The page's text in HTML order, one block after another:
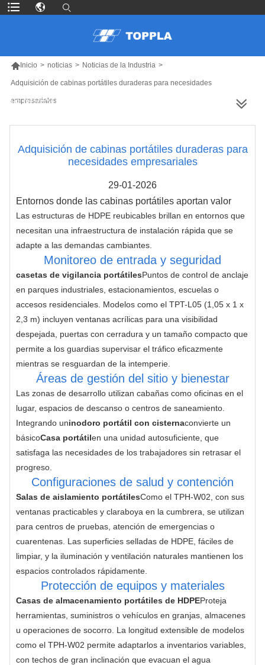
Inicio > noticias > Noticias de la Industria >
Adquisición de cabinas portátiles duraderas para necesidades
empresariales
MÁS PRODUCTOS
Adquisición de cabinas portátiles duraderas para
necesidades empresariales
29-01-2026
Entornos donde las cabinas portátiles aportan valor
Las estructuras de HDPE reubicables brillan en entornos que
necesitan una infraestructura de instalación rápida que se
adapte a las demandas cambiantes.
Monitoreo de entrada y seguridad
casetas de vigilancia portátilesPuntos de control de anclaje
en parques industriales, estacionamientos, escuelas o
accesos residenciales. Modelos como el TPT-L05 (1,05 x 1 x
2,3 m) incluyen ventanas acrílicas para una visibilidad
despejada, puertas con cerradura y un tamaño compacto que
permite a los guardias supervisar el tráfico eficazmente
mientras se resguardan de la intemperie.
Áreas de gestión del sitio y bienestar
Las zonas de desarrollo utilizan cabañas como oficinas en el
lugar, espacios de descanso o centros de saneamiento.
Integrando uninodoro portátil con cisternaconvierte un
básicoCasa portátilen una unidad autosuficiente, que
satisfaga las necesidades de los trabajadores sin retrasar el
progreso.
Configuraciones de salud y contención
Salas de aislamiento portátilesComo el TPH-W02, con sus
ventanas practicables y claraboya en la cumbrera, se utilizan
para centros de pruebas, atención de emergencias o
cuarentenas. Las superficies selladas de HDPE, fáciles de
limpiar, y la iluminación y ventilación naturales mantienen los
espacios controlados rápidamente.
Protección de equipos y materiales
Casas de almacenamiento portátiles de HDPEProteja
herramientas, suministros o vehículos en granjas, almacenes
u operaciones de socorro. La longitud extensible de modelos
como el TPH-W02 permite adaptarlos a inventarios variables,
con techos de gran inclinación que evacuan el agua